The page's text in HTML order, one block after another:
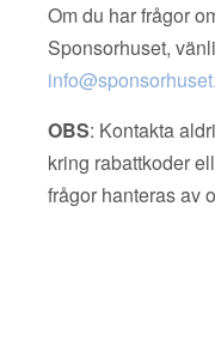
Om du har frågor
Sponsorhuset,
OBS: Kontakta
kring rabattkoder
frågor hanteras av